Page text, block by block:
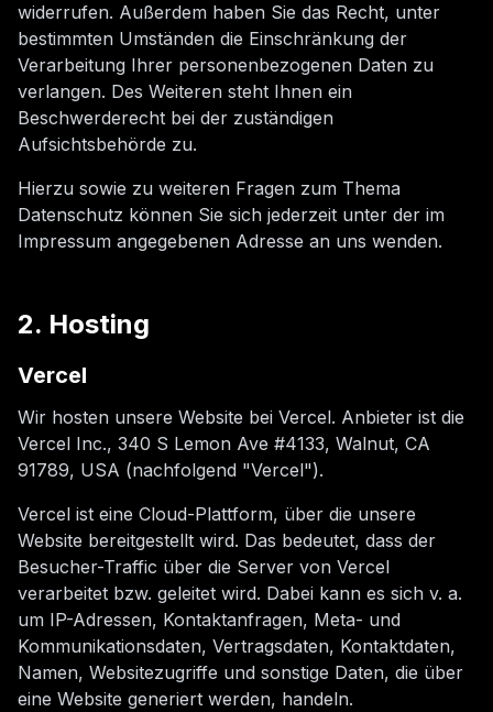
widerrufen. Außerdem haben Sie das Recht, unter
bestimmten Umständen die Einschränkung der
Verarbeitung Ihrer personenbezogenen Daten zu
verlangen. Des Weiteren steht Ihnen ein
Beschwerderecht bei der zuständigen
Aufsichtsbehörde zu.
Hierzu sowie zu weiteren Fragen zum Thema
Datenschutz können Sie sich jederzeit unter der im
Impressum angegebenen Adresse an uns wenden.
2. Hosting
Vercel
Wir hosten unsere Website bei Vercel. Anbieter ist die
Vercel Inc., 340 S Lemon Ave #4133, Walnut, CA
91789, USA (nachfolgend "Vercel").
Vercel ist eine Cloud-Plattform, über die unsere
Website bereitgestellt wird. Das bedeutet, dass der
Besucher-Traffic über die Server von Vercel
verarbeitet bzw. geleitet wird. Dabei kann es sich v. a.
um IP-Adressen, Kontaktanfragen, Meta- und
Kommunikationsdaten, Vertragsdaten, Kontaktdaten,
Namen, Websitezugriffe und sonstige Daten, die über
eine Website generiert werden, handeln.